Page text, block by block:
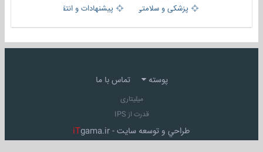
پزشکی و سلامتی
پیشنهادات و انتقادات
پوسته تماس با ما
میلیتاری
قدرت از IPS
طراحي و توسعه سايت - iTgama.ir